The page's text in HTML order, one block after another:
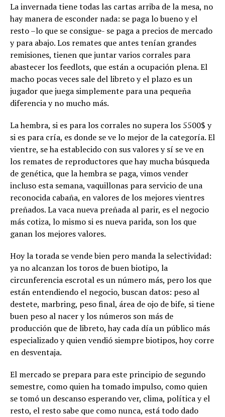
La invernada tiene todas las cartas arriba de la mesa, no
hay manera de esconder nada: se paga lo bueno y el
resto –lo que se consigue- se paga a precios de mercado
y para abajo. Los remates que antes tenían grandes
remisiones, tienen que juntar varios corrales para
abastecer los feedlots, que están a ocupación plena. El
macho pocas veces sale del libreto y el plazo es un
jugador que juega simplemente para una pequeña
diferencia y no mucho más.
La hembra, si es para los corrales no supera los 5500$ y
si es para cría, es donde se ve lo mejor de la categoría. El
vientre, se ha establecido con sus valores y sí se ve en
los remates de reproductores que hay mucha búsqueda
de genética, que la hembra se paga, vimos vender
incluso esta semana, vaquillonas para servicio de una
reconocida cabaña, en valores de los mejores vientres
preñados. La vaca nueva preñada al parir, es el negocio
más cotiza, lo mismo si es nueva parida, son los que
ganan los mejores valores.
Hoy la torada se vende bien pero manda la selectividad:
ya no alcanzan los toros de buen biotipo, la
circunferencia escrotal es un número más, pero los que
están entendiendo el negocio, buscan datos: peso al
destete, marbring, peso final, área de ojo de bife, si tiene
buen peso al nacer y los números son más de
producción que de libreto, hay cada día un público más
especializado y quien vendió siempre biotipos, hoy corre
en desventaja.
El mercado se prepara para este principio de segundo
semestre, como quien ha tomado impulso, como quien
se tomó un descanso esperando ver, clima, política y el
resto, el resto sabe que como nunca, está todo dado